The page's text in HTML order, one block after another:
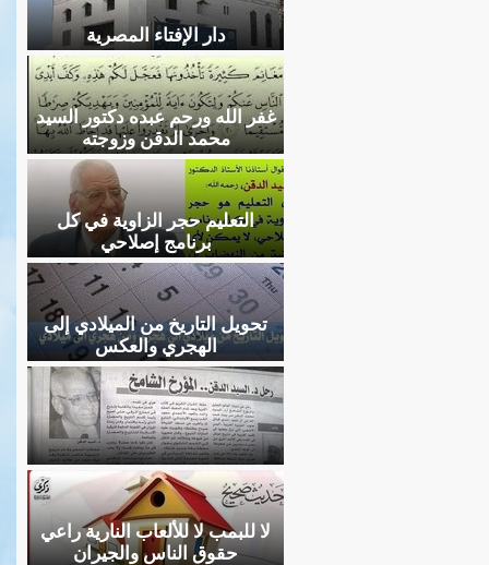
دار الإفتاء المصرية
غفر الله ورحم عبده دكتور السيد
محمد الدقن وزوجته
التعليم حجر الزاوية في كل
برنامج إصلاحي
تحويل التاريخ من الميلادي إلى
الهجري والعكس
لا للبمب لا للألعاب النارية راعي
حقوق الناس والجيران